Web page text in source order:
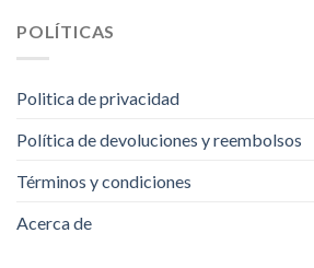
POLÍTICAS
Politica de privacidad
Política de devoluciones y reembolsos
Términos y condiciones
Acerca de